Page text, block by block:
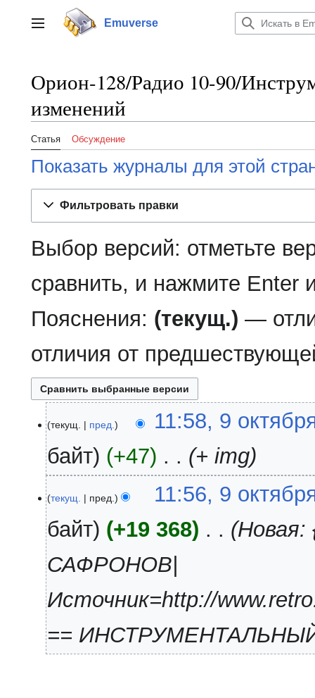
к
содержанию
Переключить боковую панель
Emuverse
Орион-128/Радио 10-90/
изменений
Статья Обсуждение
Показать журналы для этой
Фильтровать правки
Выбор версий: отметьте
сравнить, и нажмите Enter
Пояснения: (текущ.) —
отличия от
октября
2007
текущ. пред.
11:58, 9
байт
+47 + img
текущ. пред.
11:56, 9
байт
+19 368
САФРОНОВ|
Источник=http://
==